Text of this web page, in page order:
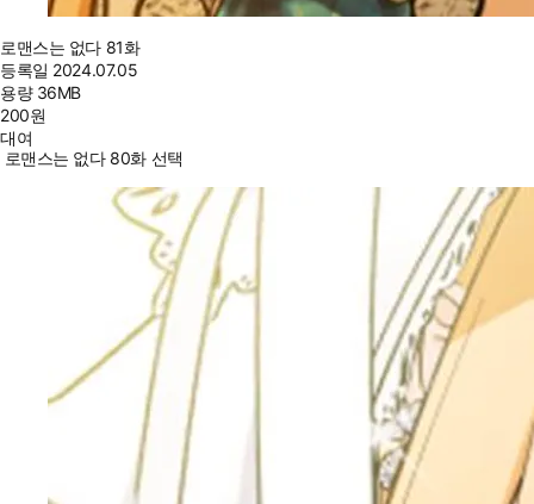
로맨스는 없다 81화
등록일 2024.07.05
용량 36MB
200원
대여
로맨스는 없다 80화 선택